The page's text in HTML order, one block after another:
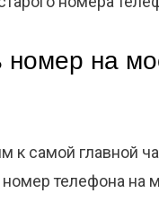
номер на
к самой главной
телефона на